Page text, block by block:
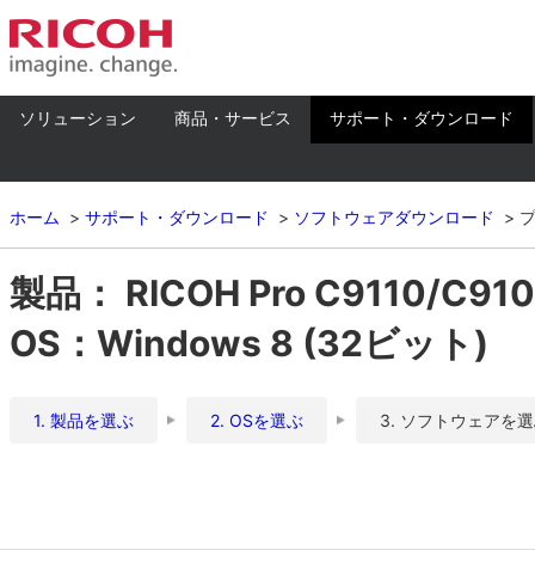
ソリューション 商品・サービス サポート・ダウンロード
ホーム サポート・ダウンロード ソフトウェアダウンロード
製品： RICOH Pro C9110/
OS：Windows 8 (32ビット)
1. 製品を選ぶ 2. OSを選ぶ 3. ソフトウェアを